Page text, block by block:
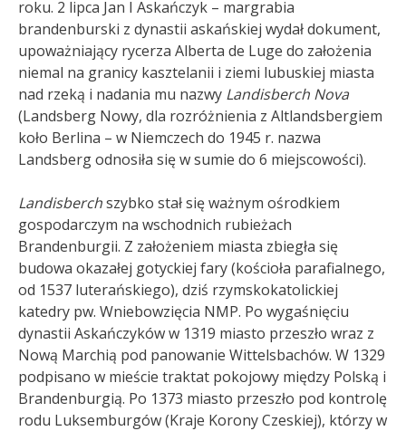
roku. 2 lipca Jan I Askańczyk – margrabia
brandenburski z dynastii askańskiej wydał dokument,
upoważniający rycerza Alberta de Luge do założenia
niemal na granicy kasztelanii i ziemi lubuskiej miasta
nad rzeką i nadania mu nazwy Landisberch Nova
(Landsberg Nowy, dla rozróżnienia z Altlandsbergiem
koło Berlina – w Niemczech do 1945 r. nazwa
Landsberg odnosiła się w sumie do 6 miejscowości).
Landisberchszybko stał się ważnym ośrodkiem
gospodarczym na wschodnich rubieżach
Brandenburgii. Z założeniem miasta zbiegła się
budowa okazałej gotyckiej fary (kościoła parafialnego,
od 1537 luterańskiego), dziś rzymskokatolickiej
katedry pw. Wniebowzięcia NMP. Po wygaśnięciu
dynastii Askańczyków w 1319 miasto przeszło wraz z
Nową Marchią pod panowanie Wittelsbachów. W 1329
podpisano w mieście traktat pokojowy między Polską i
Brandenburgią. Po 1373 miasto przeszło pod kontrolę
rodu Luksemburgów (Kraje Korony Czeskiej), którzy w